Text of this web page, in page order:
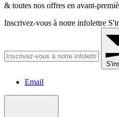
& toutes nos offres en avant-
Inscrivez-vous à notre infolettre
Email